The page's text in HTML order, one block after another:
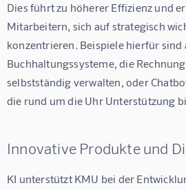
Dies führt zu höherer Effizienz und
Mitarbeitern, sich auf strategisch
konzentrieren. Beispiele hierfür
Buchhaltungssysteme, die
selbstständig verwalten, oder
die rund um die Uhr Unterstützung
Innovative Produkte und
KI unterstützt KMU bei der